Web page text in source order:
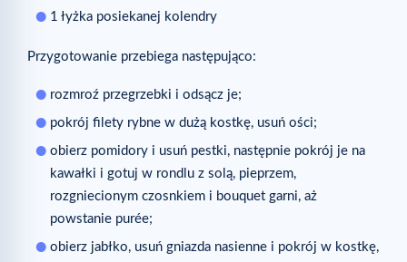
1 łyżka posiekanej kolendry
Przygotowanie przebiega następująco:
rozmroź przegrzebki i odsącz je;
pokrój filety rybne w dużą kostkę, usuń ości;
obierz pomidory i usuń pestki, następnie pokrój je na
kawałki i gotuj w rondlu z solą, pieprzem,
rozgniecionym czosnkiem i bouquet garni, aż
powstanie purée;
obierz jabłko, usuń gniazda nasienne i pokrój w kostkę,